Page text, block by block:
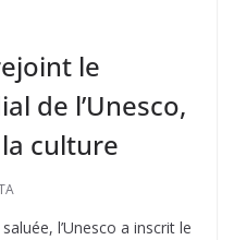
le
de l’Unesco,
culture
l’Unesco a inscrit le